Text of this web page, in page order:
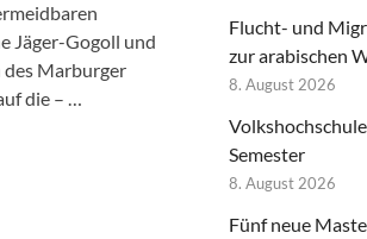
Jäger-Gogoll und
des Marburger
die – …
Flucht- und
zur arabischen
8. August 2026
Semester
8. August 2026
Fünf neue